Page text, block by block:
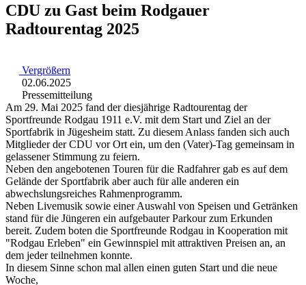
CDU zu Gast beim Rodgauer
Radtourentag 2025
Vergrößern
02.06.2025
Pressemitteilung
Am 29. Mai 2025 fand der diesjährige Radtourentag der
Sportfreunde Rodgau 1911 e.V. mit dem Start und Ziel an der
Sportfabrik in Jügesheim statt. Zu diesem Anlass fanden sich auch
Mitglieder der CDU vor Ort ein, um den (Vater)-Tag gemeinsam in
gelassener Stimmung zu feiern.
Neben den angebotenen Touren für die Radfahrer gab es auf dem
Gelände der Sportfabrik aber auch für alle anderen ein
abwechslungsreiches Rahmenprogramm.
Neben Livemusik sowie einer Auswahl von Speisen und Getränken
stand für die Jüngeren ein aufgebauter Parkour zum Erkunden
bereit. Zudem boten die Sportfreunde Rodgau in Kooperation mit
"Rodgau Erleben" ein Gewinnspiel mit attraktiven Preisen an, an
dem jeder teilnehmen konnte.
In diesem Sinne schon mal allen einen guten Start und die neue
Woche,